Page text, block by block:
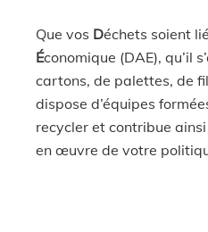
Que vos Déchets soient
Économique (DAE), qu’il
cartons, de palettes, de
dispose d’équipes
recycler et contribue
en œuvre de votre